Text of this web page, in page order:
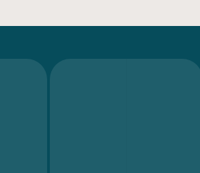
dag plezier en maken nieuwe
Voor de kleintjes is